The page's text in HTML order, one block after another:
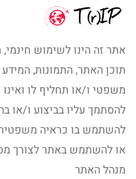
אתר זה הינו לשימוש
תוכן האתר, התמונות,
משפטי ו/או תחליף לו
להסתמך עליו בביצוע ו/או
להשתמש בו כראיה משפטית
או להשתמש באתר לצורך
מנהל האתר